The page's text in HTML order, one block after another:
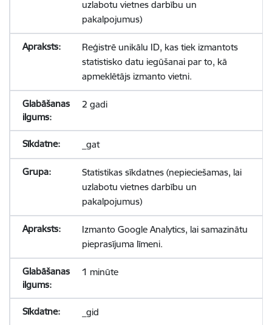
uzlabotu vietnes darbību un
pakalpojumus)
Reģistrē unikālu ID, kas tiek izmantots
statistisko datu iegūšanai par to, kā
apmeklētājs izmanto vietni.
2 gadi
_gat
Statistikas sīkdatnes (nepieciešamas, lai
uzlabotu vietnes darbību un
pakalpojumus)
Izmanto Google Analytics, lai samazinātu
pieprasījuma līmeni.
1 minūte
_gid